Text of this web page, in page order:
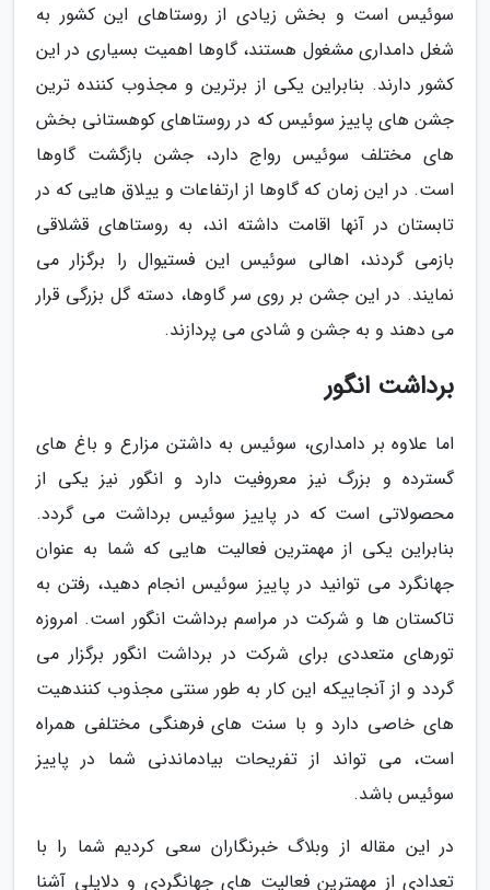
سوئیس است و بخش زیادی از روستاهای این کشور به
شغل دامداری مشغول هستند، گاوها اهمیت بسیاری در این
کشور دارند. بنابراین یکی از برترین و مجذوب کننده ترین
جشن های پاییز سوئیس که در روستاهای کوهستانی بخش
های مختلف سوئیس رواج دارد، جشن بازگشت گاوها
است. در این زمان که گاوها از ارتفاعات و ییلاق هایی که در
تابستان در آنها اقامت داشته اند، به روستاهای قشلاقی
بازمی گردند، اهالی سوئیس این فستیوال را برگزار می
نمایند. در این جشن بر روی سر گاوها، دسته گل بزرگی قرار
می دهند و به جشن و شادی می پردازند.
برداشت انگور
اما علاوه بر دامداری، سوئیس به داشتن مزارع و باغ های
گسترده و بزرگ نیز معروفیت دارد و انگور نیز یکی از
محصولاتی است که در پاییز سوئیس برداشت می گردد.
بنابراین یکی از مهمترین فعالیت هایی که شما به عنوان
جهانگرد می توانید در پاییز سوئیس انجام دهید، رفتن به
تاکستان ها و شرکت در مراسم برداشت انگور است. امروزه
تورهای متعددی برای شرکت در برداشت انگور برگزار می
گردد و از آنجاییکه این کار به طور سنتی مجذوب کنندهیت
های خاصی دارد و با سنت های فرهنگی مختلفی همراه
است، می تواند از تفریحات بیادماندنی شما در پاییز
سوئیس باشد.
در این مقاله از وبلاگ خبرنگاران سعی کردیم شما را با
تعدادی از مهمترین فعالیت های جهانگردی و دلایلی آشنا